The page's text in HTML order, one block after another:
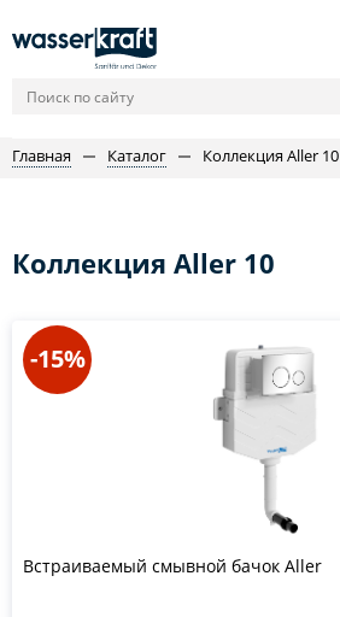
Главная Каталог Коллекция Aller 10
Коллекция Aller 10
-15%
Встраиваемый смывной бачок Aller